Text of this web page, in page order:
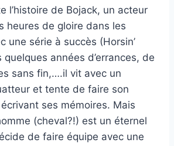
l’histoire de Bojack, un acteur
heures de gloire dans les
une série à succès (Horsin’
années d’errances, de
sans fin,….il vit avec un
et tente de faire son
ses mémoires. Mais
(cheval?!) est un éternel
de faire équipe avec une